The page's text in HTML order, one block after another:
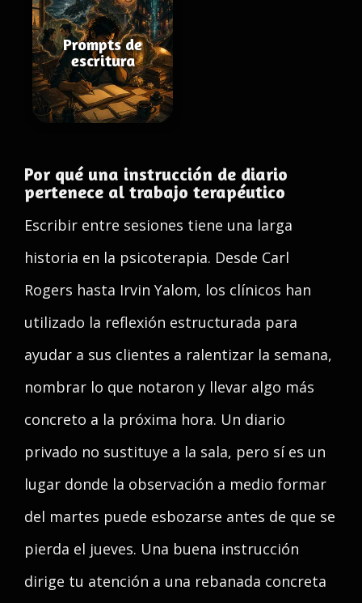
Prompts de
escritura
Por qué una instrucción de diario
pertenece al trabajo terapéutico
Escribir entre sesiones tiene una larga
historia en la psicoterapia. Desde Carl
Rogers hasta Irvin Yalom, los clínicos han
utilizado la reflexión estructurada para
ayudar a sus clientes a ralentizar la semana,
nombrar lo que notaron y llevar algo más
concreto a la próxima hora. Un diario
privado no sustituye a la sala, pero sí es un
lugar donde la observación a medio formar
del martes puede esbozarse antes de que se
pierda el jueves. Una buena instrucción
dirige tu atención a una rebanada concreta